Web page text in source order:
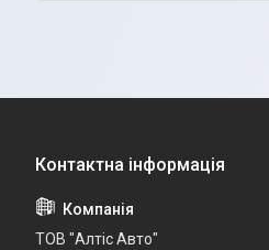
ТОВ "Алтіс Авто"